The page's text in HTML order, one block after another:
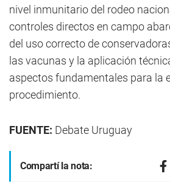
nivel inmunitario del rodeo
controles directos en campo
del uso correcto de
las vacunas y la aplicación
aspectos fundamentales para la
procedimiento.
FUENTE: Debate Uruguay
Compartí la nota: